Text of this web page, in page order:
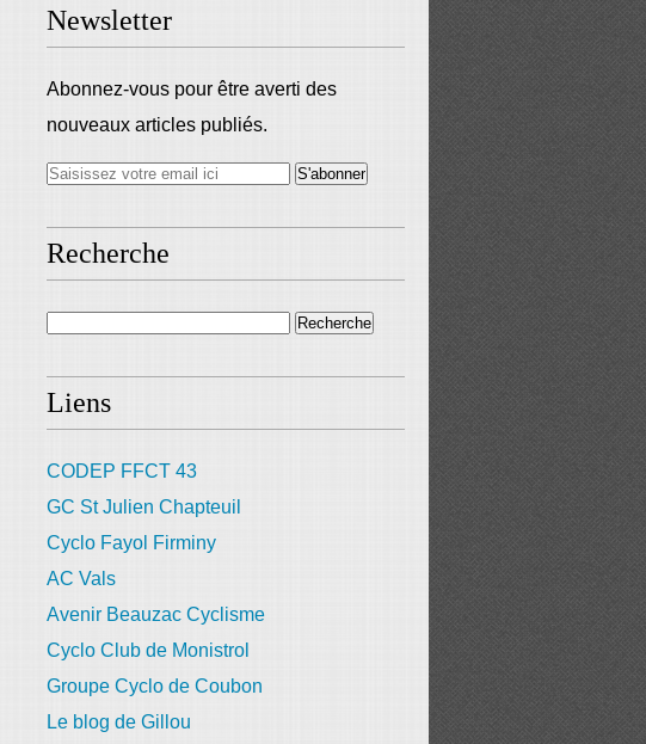
Newsletter
Abonnez-vous pour être averti des
nouveaux articles publiés.
Recherche
Liens
CODEP FFCT 43
GC St Julien Chapteuil
Cyclo Fayol Firminy
AC Vals
Avenir Beauzac Cyclisme
Cyclo Club de Monistrol
Groupe Cyclo de Coubon
Le blog de Gillou